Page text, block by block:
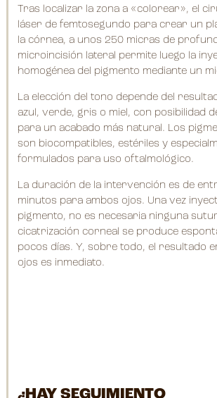
Tras localizar la zona a «colorear», el
láser de femtosegundo para crear un
la córnea, a unos 250 micras de
microincisión lateral permite luego la
homogénea del pigmento mediante un
La elección del tono depende del
azul, verde, gris o miel, con posibilidad
para un acabado más natural. Los
son biocompatibles, estériles y
formulados para uso oftalmológico.
La duración de la intervención es de
minutos para ambos ojos. Una vez
pigmento, no es necesaria ninguna
cicatrización corneal se produce
pocos días. Y, sobre todo, el resultado
ojos es inmediato.
¿HAY SEGUIMIENTO